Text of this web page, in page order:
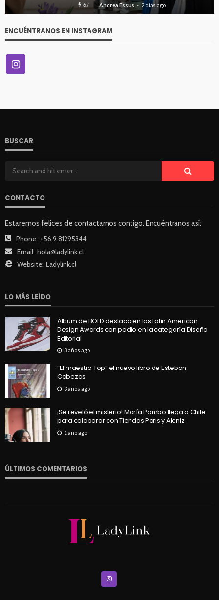
Andrea Essus 2 días ago
ENCUÉNTRANOS EN INSTAGRAM
BUSCAR
CONTACTO
Estaremos felices de contactarnos contigo. Encuéntranos así:
Phone: +56 9 81295344
Email: hola@ladylink.cl
Website: Ladylink.cl
LO MÁS LEÍDO
Álbum de BOLD destaca en los Latin American
Design Awards con podio en la categoría Diseño
Editorial
3 años ago
“El maestro Top” el nuevo libro de Esteban
Cabezas
3 años ago
¡Se reveló el misterio! María Pombo llega a Chile
para colaborar con Tiendas Paris y Alaniz
1 año ago
ÚLTIMOS COMENTARIOS